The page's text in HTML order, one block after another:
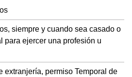
siempre y cuando sea casado o
para ejercer una profesión u
extranjería, permiso Temporal de